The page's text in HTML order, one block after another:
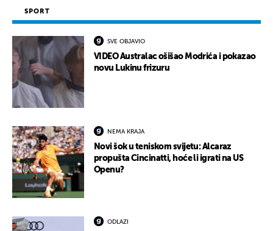
SPORT
SVE OBJAVIO
VIDEO Australac ošišao Modrića i pokazao
novu Lukinu frizuru
NEMA KRAJA
Novi šok u teniskom svijetu: Alcaraz
propušta Cincinatti, hoće li igrati na US
Openu?
ODLAZI